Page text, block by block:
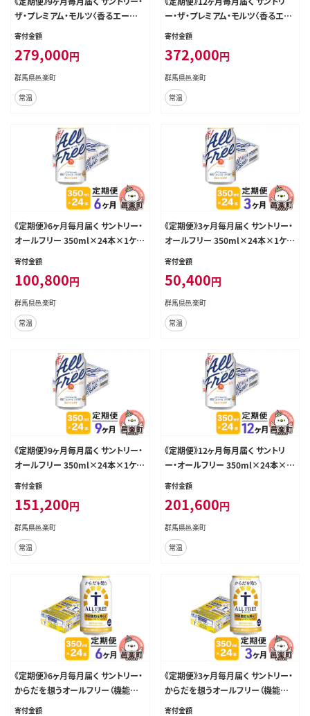
ザ・プレミアム・モルツ〈香るエール〉
500ml×24本入り×1ケース [お酒
ヵ月 9カ月 9ケ月]
寄付金額
279,000円
群馬県邑楽町
常温
ー・ザ・プレミアム・モルツ〈香るエー
ル〉500ml×24本入り×1ケース [お
月 12ヵ月 12カ月 12ケ月]
寄付金額
372,000円
群馬県邑楽町
常温
《定期便》6ヶ月毎月届く サントリー・
オールフリー 350ml×24本×1ケー
ス [ノンアルコールビール ビール 缶
群馬県 6か月 6ヵ月 6カ月 6ケ月]
寄付金額
100,800円
群馬県邑楽町
常温
《定期便》3ヶ月毎月届く サントリー・
オールフリー 350ml×24本×1ケー
ス [ノンアルコールビール ビール 缶
群馬県 3か月 3ヵ月 3カ月 3ケ月]
寄付金額
50,400円
群馬県邑楽町
常温
《定期便》9ヶ月毎月届く サントリー・
オールフリー 350ml×24本×1ケー
ス [ノンアルコールビール ビール 缶
群馬県 9か月 9ヵ月 9カ月 9ケ月]
寄付金額
151,200円
群馬県邑楽町
常温
《定期便》12ヶ月毎月届く サントリ
ー・オールフリー 350ml×24本×1
ケース [ノンアルコールビール ビー
ル 缶 群馬県 12か月 12ヵ月 12カ月
12ケ月]
寄付金額
201,600円
群馬県邑楽町
常温
《定期便》6ヶ月毎月届く サントリー・
からだを想うオールフリー（機能性
表示食品）350ml×24本入り×1ケ
寄付金額
《定期便》3ヶ月毎月届く サントリー・
からだを想うオールフリー（機能性
表示食品） 350ml×24本入り×1ケ
寄付金額